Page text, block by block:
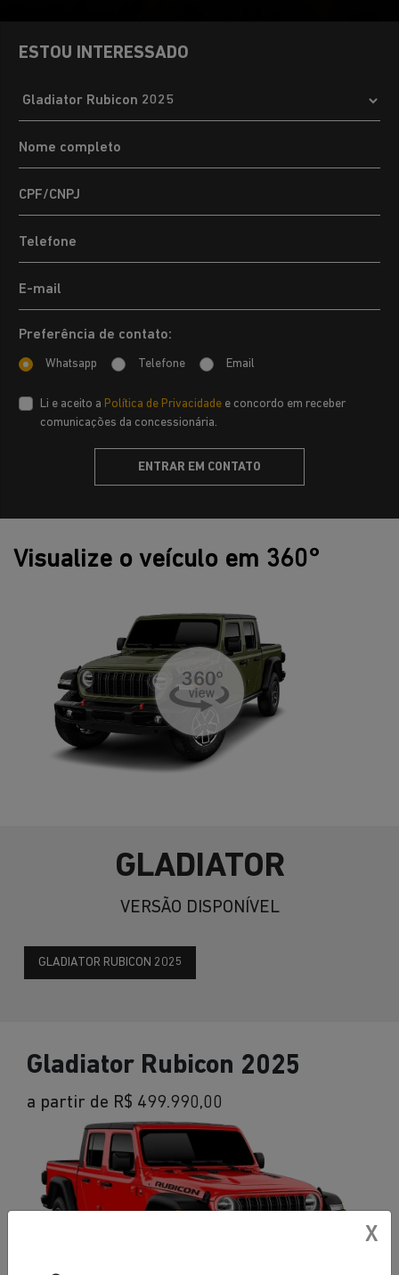
ESTOU INTERESSADO
Preferência de contato:
Whatsapp Telefone Email
Li e aceito a Política de Privacidade e concordo em receber
comunicações da concessionária.
ENTRAR EM CONTATO
Visualize o veículo em 360°
GLADIATOR
VERSÃO DISPONÍVEL
GLADIATOR RUBICON 2025
Gladiator Rubicon 2025
a partir de R$ 499.990,00
X